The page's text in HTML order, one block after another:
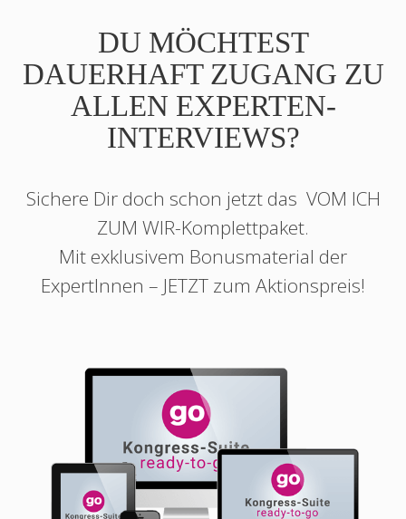
DU MÖCHTEST
DAUERHAFT ZUGANG ZU
ALLEN EXPERTEN-
INTERVIEWS?
Sichere Dir doch schon jetzt das VOM ICH
ZUM WIR-Komplettpaket.
Mit exklusivem Bonusmaterial der
ExpertInnen – JETZT zum Aktionspreis!